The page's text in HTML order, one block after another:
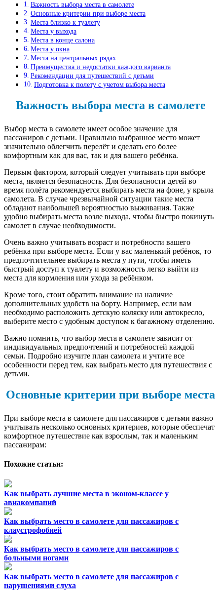
Важность выбора места в самолете
Основные критерии при выборе места
Места близко к туалету
Места у выхода
Места в конце салона
Места у окна
Места на центральных рядах
Преимущества и недостатки каждого варианта
Рекомендации для путешествий с детьми
Подготовка к полету с учетом выбора места
Важность выбора места в самолете
Выбор места в самолете имеет особое значение для
пассажиров с детьми. Правильно выбранное место может
значительно облегчить перелёт и сделать его более
комфортным как для вас, так и для вашего ребёнка.
Первым фактором, который следует учитывать при выборе
места, является безопасность. Для безопасности детей во
время полёта рекомендуется выбирать места на фоне, у крыла
самолета. В случае чрезвычайной ситуации такие места
обладают наибольшей вероятностью выживания. Также
удобно выбирать места возле выхода, чтобы быстро покинуть
самолет в случае необходимости.
Очень важно учитывать возраст и потребности вашего
ребёнка при выборе места. Если у вас маленький ребёнок, то
предпочтительнее выбирать места у пути, чтобы иметь
быстрый доступ к туалету и возможность легко выйти из
места для кормления или ухода за ребёнком.
Кроме того, стоит обратить внимание на наличие
дополнительных удобств на борту. Например, если вам
необходимо расположить детскую коляску или автокресло,
выберите место с удобным доступом к багажному отделению.
Важно помнить, что выбор места в самолете зависит от
индивидуальных предпочтений и потребностей каждой
семьи. Подробно изучите план самолета и учтите все
особенности перед тем, как выбрать место для путешествия с
детьми.
Основные критерии при выборе места
При выборе места в самолете для пассажиров с детьми важно
учитывать несколько основных критериев, которые обеспечат
комфортное путешествие как взрослым, так и маленьким
пассажирам:
Похожие статьи:
Как выбрать лучшие места в эконом-классе у
авиакомпаний
Как выбрать место в самолете для пассажиров с
клаустрофобией
Как выбрать место в самолете для пассажиров с
больными ногами
Как выбрать место в самолете для пассажиров с
нарушениями слуха